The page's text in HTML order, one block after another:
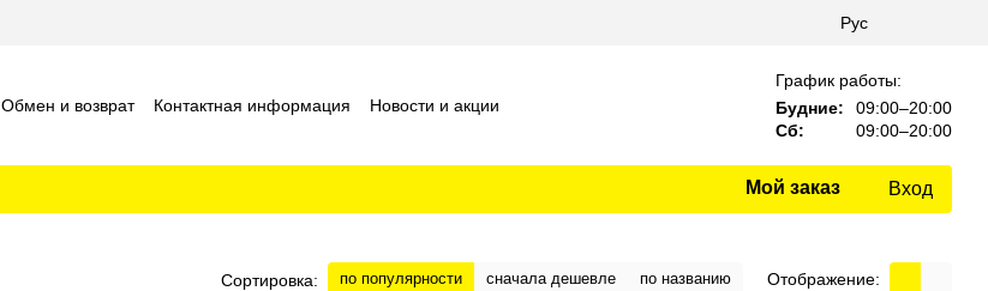
Рус
Обмен и возврат Контактная информация
Новости и акции
График работы:
Будние:
09:00–20:00
Сб:
09:00–20:00
Мой заказ Вход
Сортировка: по популярности сначала дешевле по названию Отображение: